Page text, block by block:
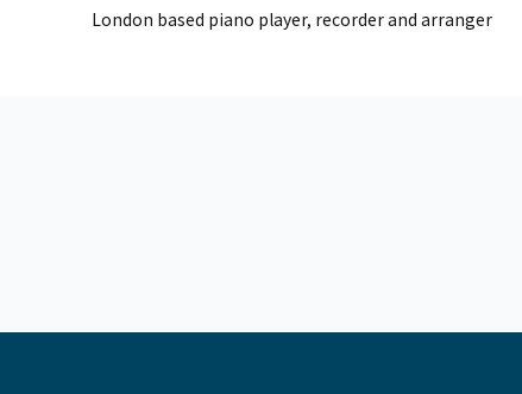
London based piano player, recorder and arranger